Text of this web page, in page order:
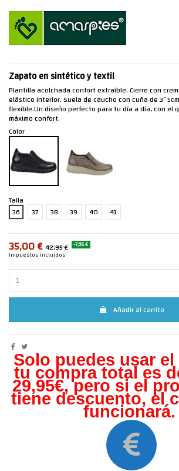
Zapato en sintético y textil
Plantilla acolchada confort extraíble. Cierre con
elástico interior. Suela de caucho con cuña de
flexible.Un diseño perfecto para tu día a día, con el
máximo confort.
Color
Talla
36
37 38 39 40 41
35,00 € 42,95 € -7,95 €
Impuestos incluidos
Añadir al carrito
Solo puedes usar
tu compra total es
29,95€, pero si el
tiene descuento, el
funcionará.